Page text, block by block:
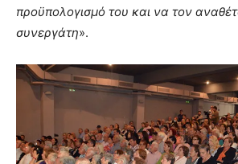
προϋπολογισμό του και να τον
συνεργάτη».